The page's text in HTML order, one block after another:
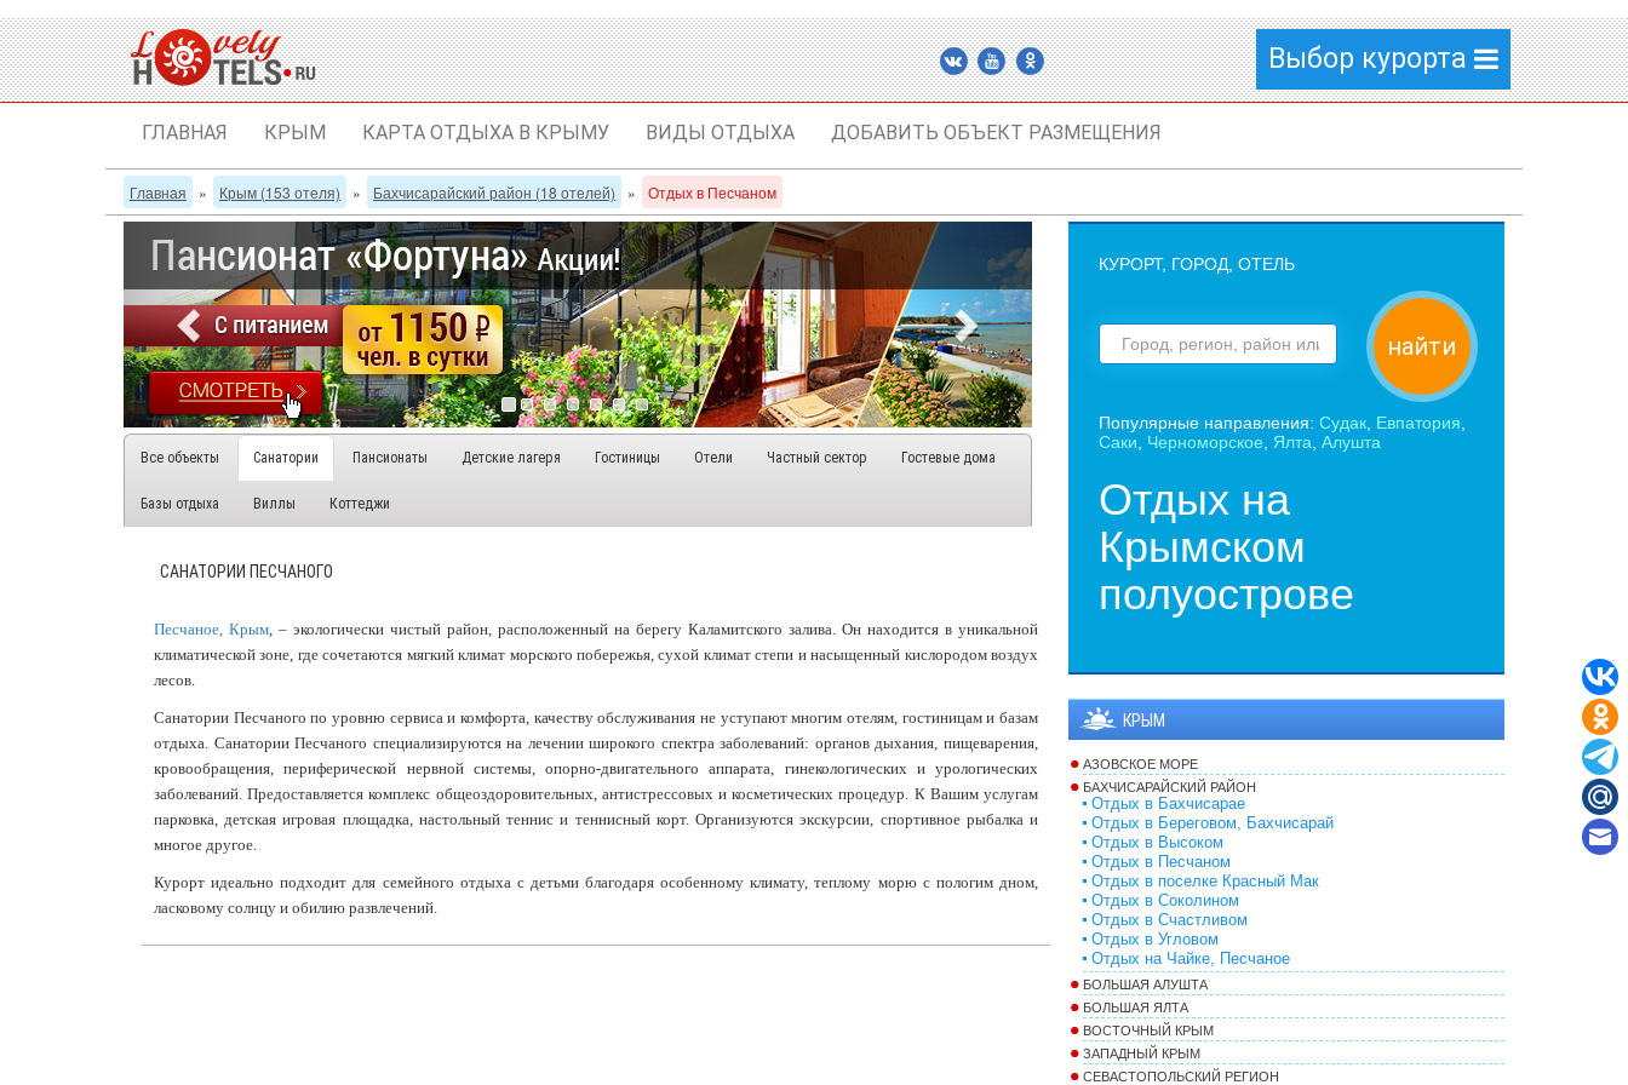
Выбор курорта
ГЛАВНАЯ КРЫМ КАРТА ОТДЫХА В КРЫМУ ВИДЫ ОТДЫХА ДОБАВИТЬ ОБЪЕКТ РАЗМЕЩЕНИЯ
Главная » Крым (153 отеля) » Бахчисарайский район (18 отелей) » Отдых в Песчаном
Все объекты Санатории Пансионаты Детские лагеря Гостиницы Отели Частный сектор Гостевые дома
Базы отдыха Виллы Коттеджи
САНАТОРИИ ПЕСЧАНОГО
Песчаное, Крым, – экологически чистый район, расположенный на берегу Каламитского залива. Он находится в уникальной
климатической зоне, где сочетаются мягкий климат морского побережья, сухой климат степи и насыщенный кислородом воздух
лесов.
Санатории Песчаного по уровню сервиса и комфорта, качеству обслуживания не уступают многим отелям, гостиницам и базам
отдыха. Санатории Песчаного специализируются на лечении широкого спектра заболеваний: органов дыхания, пищеварения,
кровообращения, периферической нервной системы, опорно-двигательного аппарата, гинекологических и урологических
заболеваний. Предоставляется комплекс общеоздоровительных, антистрессовых и косметических процедур. К Вашим услугам
парковка, детская игровая площадка, настольный теннис и теннисный корт. Организуются экскурсии, спортивное рыбалка и
многое другое.
Курорт идеально подходит для семейного отдыха с детьми благодаря особенному климату, теплому морю с пологим дном,
ласковому солнцу и обилию развлечений.
КУРОРТ, ГОРОД, ОТЕЛЬ
найти
Популярные направления: Судак Евпатория
Саки
Черноморское Ялта Алушта
Отдых на
Крымском
полуострове
КРЫМ
АЗОВСКОЕ МОРЕ
БАХЧИСАРАЙСКИЙ РАЙОН
Отдых в Бахчисарае
Отдых в Береговом, Бахчисарай
Отдых в Высоком
Отдых в Песчаном
Отдых в поселке Красный Мак
Отдых в Соколином
Отдых в Счастливом
Отдых в Угловом
Отдых на Чайке, Песчаное
БОЛЬШАЯ АЛУШТА
БОЛЬШАЯ ЯЛТА
ВОСТОЧНЫЙ КРЫМ
ЗАПАДНЫЙ КРЫМ
СЕВАСТОПОЛЬСКИЙ РЕГИОН